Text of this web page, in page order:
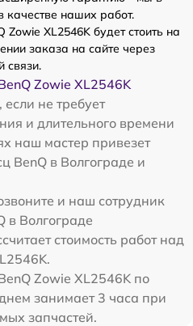
качестве наших работ.
Zowie XL2546K будет стоить на
заказа на сайте через
связи.
Zowie XL2546K
не требует
и длительного времени
наш мастер привезет
BenQ в Волгограде и
и наш сотрудник
в Волгограде
стоимость работ над
Zowie XL2546K по
занимает 3 часа при
запчастей.